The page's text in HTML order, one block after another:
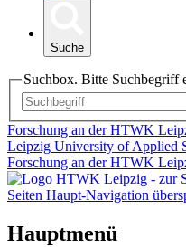
Suche
Suchbox. Bitte Suchbegriff
Forschung an der HTWK
Leipzig University of Applied
Forschung an der HTWK
Seiten Haupt-Navigation
Hauptmenü